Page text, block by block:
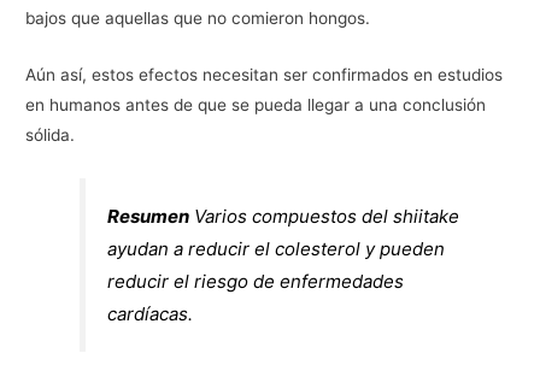
bajos que aquellas que no comieron hongos.
Aún así, estos efectos necesitan ser confirmados en estudios
en humanos antes de que se pueda llegar a una conclusión
sólida.
Resumen Varios compuestos del shiitake
ayudan a reducir el colesterol y pueden
reducir el riesgo de enfermedades
cardíacas.